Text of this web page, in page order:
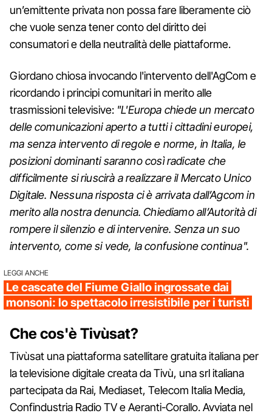
un’emittente privata non possa fare liberamente ciò
che vuole senza tener conto del diritto dei
consumatori e della neutralità delle piattaforme.
Giordano chiosa invocando l'intervento dell'AgCom e
ricordando i principi comunitari in merito alle
trasmissioni televisive: "L'Europa chiede un mercato
delle comunicazioni aperto a tutti i cittadini europei,
ma senza intervento di regole e norme, in Italia, le
posizioni dominanti saranno così radicate che
difficilmente si riuscirà a realizzare il Mercato Unico
Digitale. Nessuna risposta ci è arrivata dall’Agcom in
merito alla nostra denuncia. Chiediamo all’Autorità di
rompere il silenzio e di intervenire. Senza un suo
intervento, come si vede, la confusione continua".
LEGGI ANCHE
Le cascate del Fiume Giallo ingrossate dai
monsoni: lo spettacolo irresistibile per i turisti
Che cos'è Tivùsat?
Tivùsat una piattaforma satellitare gratuita italiana per
la televisione digitale creata da Tivù, una srl italiana
partecipata da Rai, Mediaset, Telecom Italia Media,
Confindustria Radio TV e Aeranti-Corallo. Avviata nel